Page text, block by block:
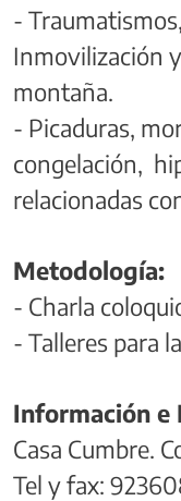
-
Inmovilización
montaña.
- Picaduras,
congelación,
relacionadas
Metodología:
- Charla
- Talleres para
Información e
Casa Cumbre.
Tel y fax: